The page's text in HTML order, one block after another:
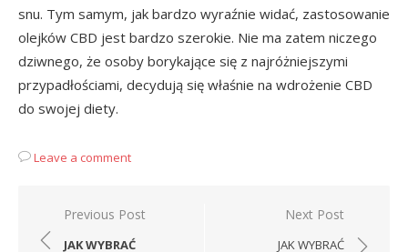
snu. Tym samym, jak bardzo wyraźnie widać, zastosowanie
olejków CBD jest bardzo szerokie. Nie ma zatem niczego
dziwnego, że osoby borykające się z najróżniejszymi
przypadłościami, decydują się właśnie na wdrożenie CBD
do swojej diety.
Leave a comment
Nawigacja
wpisu
Previous Post
JAK WYBRAĆ
Next Post
JAK WYBRAĆ